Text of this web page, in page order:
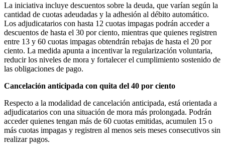
La iniciativa incluye descuentos sobre la deuda, que varían según la
cantidad de cuotas adeudadas y la adhesión al débito automático.
Los adjudicatarios con hasta 12 cuotas impagas podrán acceder a
descuentos de hasta el 30 por ciento, mientras que quienes registren
entre 13 y 60 cuotas impagas obtendrán rebajas de hasta el 20 por
ciento. La medida apunta a incentivar la regularización voluntaria,
reducir los niveles de mora y fortalecer el cumplimiento sostenido de
las obligaciones de pago.
Cancelación anticipada con quita del 40 por ciento
Respecto a la modalidad de cancelación anticipada, está orientada a
adjudicatarios con una situación de mora más prolongada. Podrán
acceder quienes tengan más de 60 cuotas emitidas, acumulen 15 o
más cuotas impagas y registren al menos seis meses consecutivos sin
realizar pagos.